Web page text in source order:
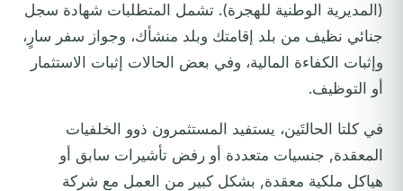
(المديرية الوطنية للهجرة). تشمل المتطلبات شهادة سجل
جنائي نظيف من بلد إقامتك وبلد منشأك، وجواز سفر سارٍ،
وإثبات الكفاءة المالية، وفي بعض الحالات إثبات الاستثمار
أو التوظيف.
في كلتا الحالتَين، يستفيد المستثمرون ذوو الخلفيات
المعقدة, جنسيات متعددة أو رفض تأشيرات سابق أو
هياكل ملكية معقدة, بشكل كبير من العمل مع شركة